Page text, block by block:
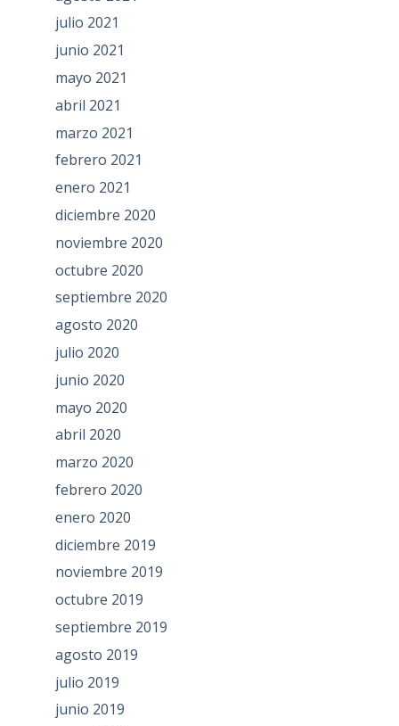
julio 2021
junio 2021
mayo 2021
abril 2021
marzo 2021
febrero 2021
enero 2021
diciembre 2020
noviembre 2020
octubre 2020
septiembre 2020
agosto 2020
julio 2020
junio 2020
mayo 2020
abril 2020
marzo 2020
febrero 2020
enero 2020
diciembre 2019
noviembre 2019
octubre 2019
septiembre 2019
agosto 2019
julio 2019
junio 2019